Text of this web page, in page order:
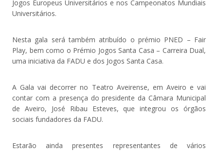
Jogos Europeus Universitários e nos Campeonatos Mundiais
Universitários.
Nesta gala será também atribuído o prémio PNED – Fair
Play, bem como o Prémio Jogos Santa Casa – Carreira Dual,
uma iniciativa da FADU e dos Jogos Santa Casa.
A Gala vai decorrer no Teatro Aveirense, em Aveiro e vai
contar com a presença do presidente da Câmara Municipal
de Aveiro, José Ribau Esteves, que integrou os órgãos
sociais fundadores da FADU.
Estarão ainda presentes representantes de vários